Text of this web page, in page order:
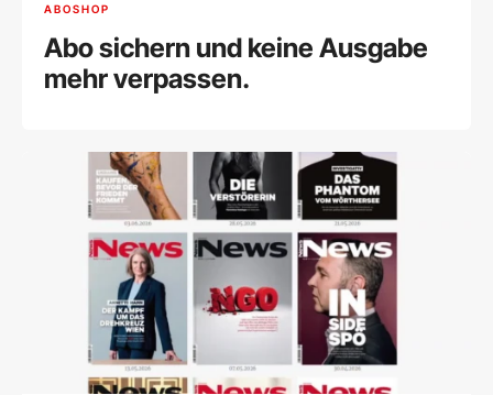
ABOSHOP
Abo sichern und keine Ausgabe
mehr verpassen.